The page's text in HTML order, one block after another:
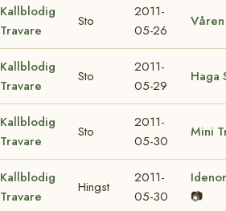
Kallblodig
Travare
Sto
2011-
05-26
Våren
Kallblodig
Travare
Sto
2011-
05-29
Haga
Kallblodig
Travare
Sto
2011-
05-30
Mini
Kallblodig
Travare
Hingst
2011-
05-30
📷